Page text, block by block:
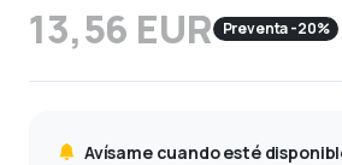
13,56 EUR Preventa -20%
Avísame cuando esté